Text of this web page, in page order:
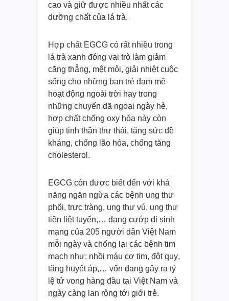
cao và giữ được nhiều nhất các
dưỡng chất của lá trà.
Hợp chất EGCG có rất nhiều trong
lá trà xanh đóng vai trò làm giảm
căng thẳng, mệt mỏi, giải nhiệt cuộc
sống cho những bạn trẻ đam mê
hoạt động ngoài trời hay trong
những chuyến dã ngoại ngày hè,
hợp chất chống oxy hóa này còn
giúp tinh thần thư thái, tăng sức đề
kháng, chống lão hóa, chống tăng
cholesterol.
EGCG còn được biết đến với khả
năng ngăn ngừa các bệnh ung thư
phổi, trực tràng, ung thư vú, ung thư
tiền liệt tuyến,… đang cướp đi sinh
mạng của 205 người dân Việt Nam
mỗi ngày và chống lại các bệnh tim
mạch như: nhồi máu cơ tim, đột quỵ,
tăng huyết áp,… vốn đang gây ra tỷ
lệ tử vong hàng đầu tại Việt Nam và
ngày càng lan rộng tới giới trẻ.